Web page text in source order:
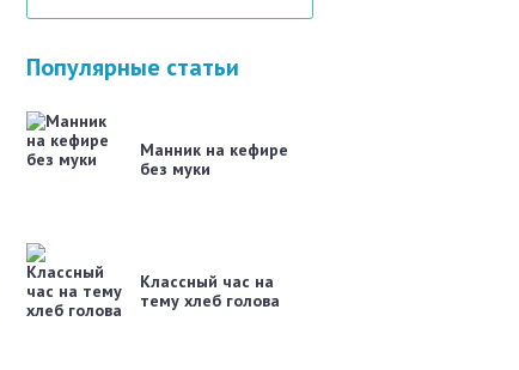
Популярные статьи
Манник на кефире
без муки
Классный час на
тему хлеб голова